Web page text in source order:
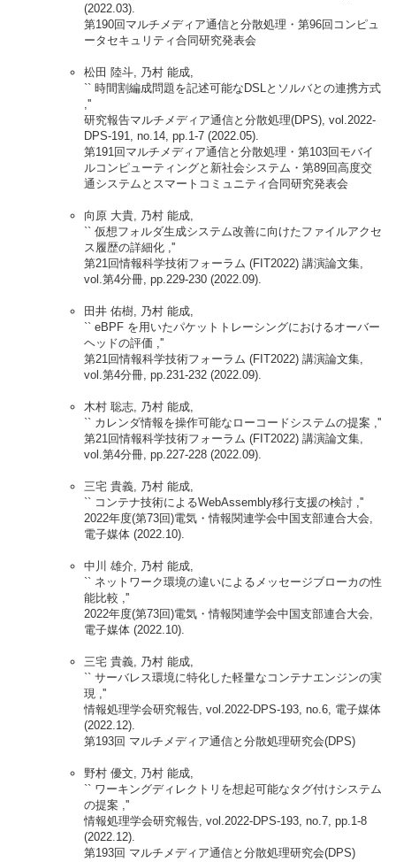
(2022.03).
第190回マルチメディア通信と分散処理・第96回コンピュ
ータセキュリティ合同研究発表会
松田 陸斗, 乃村 能成,
`` 時間割編成問題を記述可能なDSLとソルバとの連携方式
,''
研究報告マルチメディア通信と分散処理(DPS), vol.2022-
DPS-191, no.14, pp.1-7 (2022.05).
第191回マルチメディア通信と分散処理・第103回モバイ
ルコンピューティングと新社会システム・第89回高度交
通システムとスマートコミュニティ合同研究発表会
向原 大貴, 乃村 能成,
`` 仮想フォルダ生成システム改善に向けたファイルアクセ
ス履歴の詳細化 ,''
第21回情報科学技術フォーラム (FIT2022) 講演論文集,
vol.第4分冊, pp.229-230 (2022.09).
田井 佑樹, 乃村 能成,
`` eBPF を用いたパケットトレーシングにおけるオーバー
ヘッドの評価 ,''
第21回情報科学技術フォーラム (FIT2022) 講演論文集,
vol.第4分冊, pp.231-232 (2022.09).
木村 聡志, 乃村 能成,
`` カレンダ情報を操作可能なローコードシステムの提案 ,''
第21回情報科学技術フォーラム (FIT2022) 講演論文集,
vol.第4分冊, pp.227-228 (2022.09).
三宅 貴義, 乃村 能成,
`` コンテナ技術によるWebAssembly移行支援の検討 ,''
2022年度(第73回)電気・情報関連学会中国支部連合大会,
電子媒体 (2022.10).
中川 雄介, 乃村 能成,
`` ネットワーク環境の違いによるメッセージブローカの性
能比較 ,''
2022年度(第73回)電気・情報関連学会中国支部連合大会,
電子媒体 (2022.10).
三宅 貴義, 乃村 能成,
`` サーバレス環境に特化した軽量なコンテナエンジンの実
現 ,''
情報処理学会研究報告, vol.2022-DPS-193, no.6, 電子媒体
(2022.12).
第193回 マルチメディア通信と分散処理研究会(DPS)
野村 優文, 乃村 能成,
`` ワーキングディレクトリを想起可能なタグ付けシステム
の提案 ,''
情報処理学会研究報告, vol.2022-DPS-193, no.7, pp.1-8
(2022.12).
第193回 マルチメディア通信と分散処理研究会(DPS)